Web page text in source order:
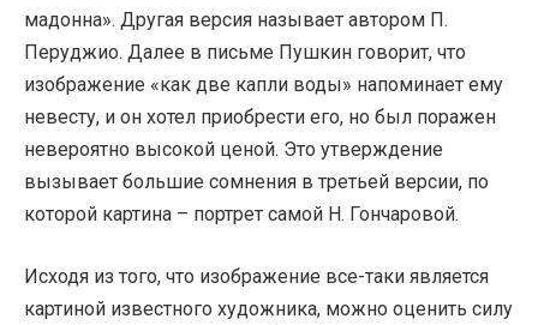
мадонна». Другая версия называет автором П.
Перуджио. Далее в письме Пушкин говорит, что
изображение «как две капли воды» напоминает ему
невесту, и он хотел приобрести его, но был поражен
невероятно высокой ценой. Это утверждение
вызывает большие сомнения в третьей версии, по
которой картина – портрет самой Н. Гончаровой.
Исходя из того, что изображение все-таки является
картиной известного художника, можно оценить силу